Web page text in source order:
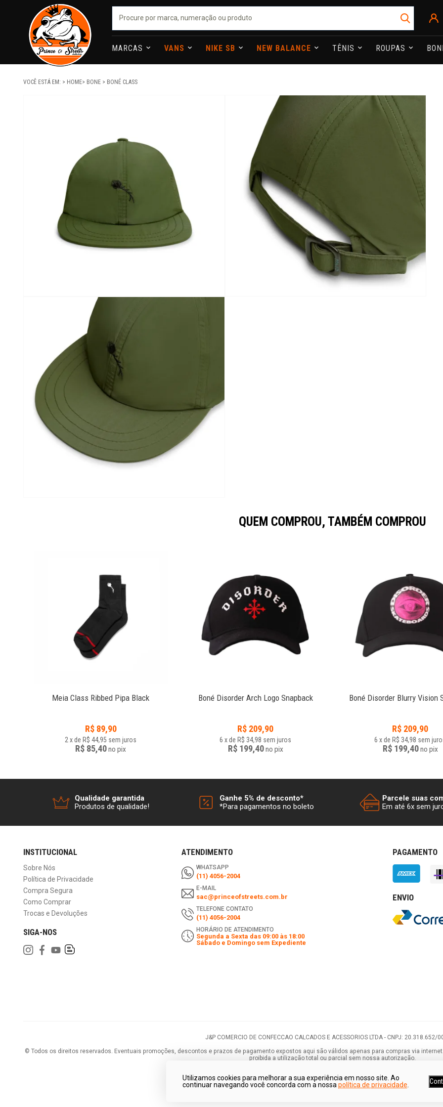
MARCAS VANS NIKE SB NEW BALANCE TÊNIS ROUPAS
VOCÊ ESTÁ EM: HOME BONE BONÉ CLASS
QUEM COMPROU, TAMBÉM COMPROU
Meia Class Ribbed Pipa Black
R$ 89,90
2xde R$ 44,95 sem juros
R$ 85,40no pix
Boné Disorder Arch Logo Snapback
R$ 209,90
6 xde R$ 34,98 sem juros
R$ 199,40no pix
Boné Disorder Blurry Vision
R$ 209,90
6 xde R$ 34,98 sem
R$ 199,40no pix
Qualidade garantida
Produtos de qualidade!
Ganhe 5% de desconto*
*Para pagamentos no boleto
Parcele suas
Em até 6x sem
INSTITUCIONAL
Sobre Nós
Política de Privacidade
Compra Segura
Como Comprar
Trocas e Devoluções
SIGA-NOS
ATENDIMENTO
WHATSAPP
(11) 4056-2004
E-MAIL
sac@princeofstreets.com.br
TELEFONE CONTATO
(11) 4056-2004
HORÁRIO DE ATENDIMENTO
Segunda a Sexta das 09:00 às 18:00
Sábado e Domingo sem Expediente
PAGAMENTO
ENVIO
J&P COMERCIO DE CONFECCAO CALCADOS E ACESSORIOS LTDA - CNPJ: 20.318.652/
© Todos os direitos reservados. Eventuais promoções, descontos e prazos de pagamento expostos aqui são válidos apenas para compras via
proibida a utilização total ou parcial sem nossa autorização.
Utilizamos cookies para melhorar a sua experiência em nosso site. Ao
continuar navegando você concorda com a nossa política de privacidade